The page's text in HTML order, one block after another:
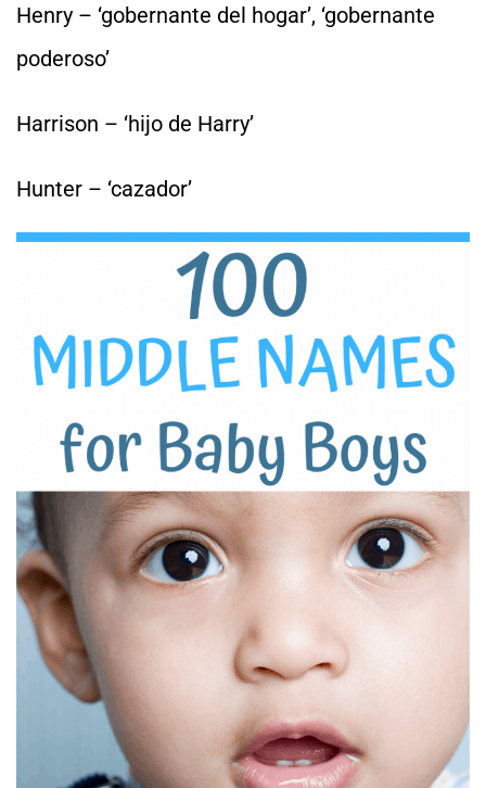
Henry – ‘gobernante del hogar’, ‘gobernante
poderoso’
Harrison – ‘hijo de Harry’
Hunter – ‘cazador’